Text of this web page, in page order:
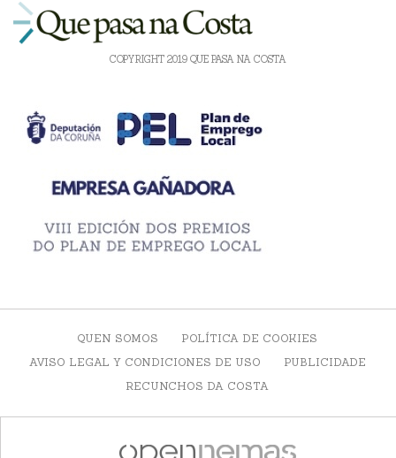
COPYRIGHT 2019 QUE PASA NA COSTA
QUEN SOMOS
POLÍTICA DE COOKIES
AVISO LEGAL Y CONDICIONES DE USO
PUBLICIDADE
RECUNCHOS DA COSTA